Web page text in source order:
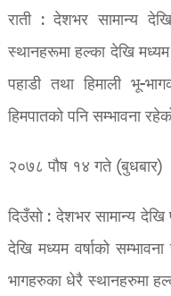
राती : देशभर सामान्य
स्थानहरूमा हल्का देखि
पहाडी तथा हिमाली भू-
हिमपातको पनि सम्भावना
२०७८ पौष १४ गते (बुधबार)
दिउँसो : देशभर सामान्य
देखि मध्यम वर्षाको
भागहरुका धेरै स्थानहरुमा